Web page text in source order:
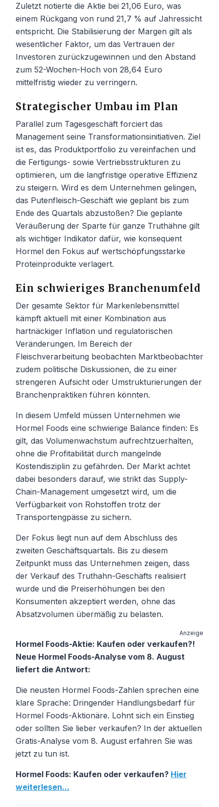
Zuletzt notierte die Aktie bei 21,06 Euro, was
einem Rückgang von rund 21,7 % auf Jahressicht
entspricht. Die Stabilisierung der Margen gilt als
wesentlicher Faktor, um das Vertrauen der
Investoren zurückzugewinnen und den Abstand
zum 52-Wochen-Hoch von 28,64 Euro
mittelfristig wieder zu verringern.
Strategischer Umbau im Plan
Parallel zum Tagesgeschäft forciert das
Management seine Transformationsinitiativen. Ziel
ist es, das Produktportfolio zu vereinfachen und
die Fertigungs- sowie Vertriebsstrukturen zu
optimieren, um die langfristige operative Effizienz
zu steigern. Wird es dem Unternehmen gelingen,
das Putenfleisch-Geschäft wie geplant bis zum
Ende des Quartals abzustoßen? Die geplante
Veräußerung der Sparte für ganze Truthähne gilt
als wichtiger Indikator dafür, wie konsequent
Hormel den Fokus auf wertschöpfungsstarke
Proteinprodukte verlagert.
Ein schwieriges Branchenumfeld
Der gesamte Sektor für Markenlebensmittel
kämpft aktuell mit einer Kombination aus
hartnäckiger Inflation und regulatorischen
Veränderungen. Im Bereich der
Fleischverarbeitung beobachten Marktbeobachter
zudem politische Diskussionen, die zu einer
strengeren Aufsicht oder Umstrukturierungen der
Branchenpraktiken führen könnten.
In diesem Umfeld müssen Unternehmen wie
Hormel Foods eine schwierige Balance finden: Es
gilt, das Volumenwachstum aufrechtzuerhalten,
ohne die Profitabilität durch mangelnde
Kostendisziplin zu gefährden. Der Markt achtet
dabei besonders darauf, wie strikt das Supply-
Chain-Management umgesetzt wird, um die
Verfügbarkeit von Rohstoffen trotz der
Transportengpässe zu sichern.
Der Fokus liegt nun auf dem Abschluss des
zweiten Geschäftsquartals. Bis zu diesem
Zeitpunkt muss das Unternehmen zeigen, dass
der Verkauf des Truthahn-Geschäfts realisiert
wurde und die Preiserhöhungen bei den
Konsumenten akzeptiert werden, ohne das
Absatzvolumen übermäßig zu belasten.
Anzeige
Hormel Foods-Aktie: Kaufen oder verkaufen?!
Neue Hormel Foods-Analyse vom 8. August
liefert die Antwort:
Die neusten Hormel Foods-Zahlen sprechen eine
klare Sprache: Dringender Handlungsbedarf für
Hormel Foods-Aktionäre. Lohnt sich ein Einstieg
oder sollten Sie lieber verkaufen? In der aktuellen
Gratis-Analyse vom 8. August erfahren Sie was
jetzt zu tun ist.
Hormel Foods: Kaufen oder verkaufen? Hier
weiterlesen...